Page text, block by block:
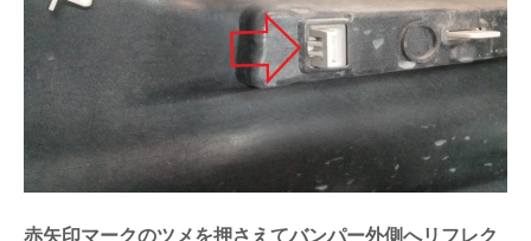
赤矢印マークのツメを押さえてバンパー外側へリフレク